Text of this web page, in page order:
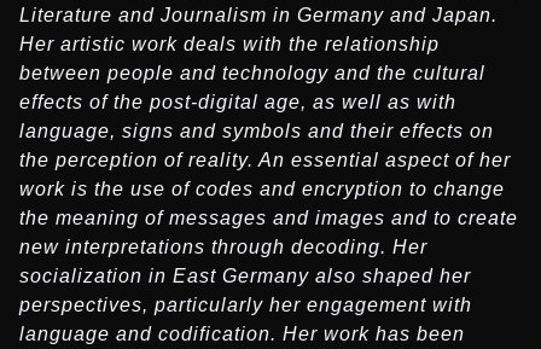
Literature and Journalism in Germany and Japan.
Her artistic work deals with the relationship
between people and technology and the cultural
effects of the post-digital age, as well as with
language, signs and symbols and their effects on
the perception of reality. An essential aspect of her
work is the use of codes and encryption to change
the meaning of messages and images and to create
new interpretations through decoding. Her
socialization in East Germany also shaped her
perspectives, particularly her engagement with
language and codification. Her work has been